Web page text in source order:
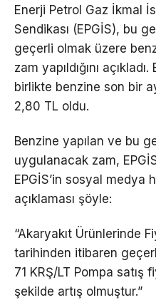
Enerji Petrol Gaz İkmal
Sendikası (EPGİS), bu
geçerli olmak üzere
zam yapıldığını
birlikte benzine son bir
2,80 TL oldu.
Benzine yapılan ve bu
uygulanacak zam,
EPGİS’in sosyal medya
açıklaması şöyle:
“Akaryakıt Ürünlerinde
tarihinden itibaren
71 KRŞ/LT Pompa satış
şekilde artış olmuştur.”